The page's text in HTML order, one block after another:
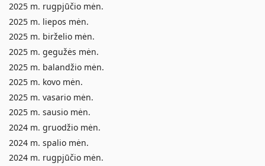
2025 m. rugpjūčio mėn.
2025 m. liepos mėn.
2025 m. birželio mėn.
2025 m. gegužės mėn.
2025 m. balandžio mėn.
2025 m. kovo mėn.
2025 m. vasario mėn.
2025 m. sausio mėn.
2024 m. gruodžio mėn.
2024 m. spalio mėn.
2024 m. rugpjūčio mėn.